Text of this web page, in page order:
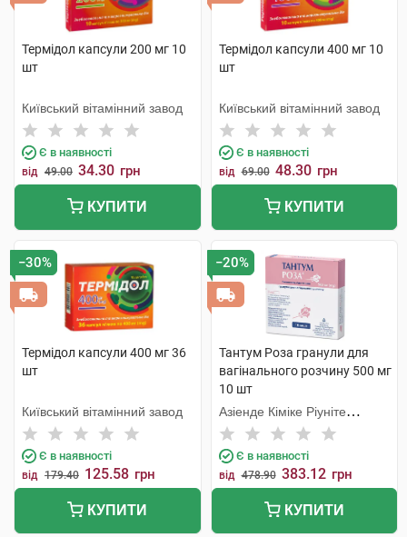
Термідол капсули 200 мг 10
шт
Київський вітамінний завод
Є в наявності
від 49.00 34.30 грн
КУПИТИ
Термідол капсули 400 мг 10
шт
Київський вітамінний завод
Є в наявності
від 69.00 48.30 грн
КУПИТИ
−30%
Термідол капсули 400 мг 36
шт
Київський вітамінний завод
Є в наявності
від 179.40 125.58 грн
КУПИТИ
−20%
Тантум Роза гранули для
вагінального розчину 500 мг
10 шт
Азіенде Кіміке Ріуніте
Анжеліні Франческо
Є в наявності
від 478.90 383.12 грн
КУПИТИ